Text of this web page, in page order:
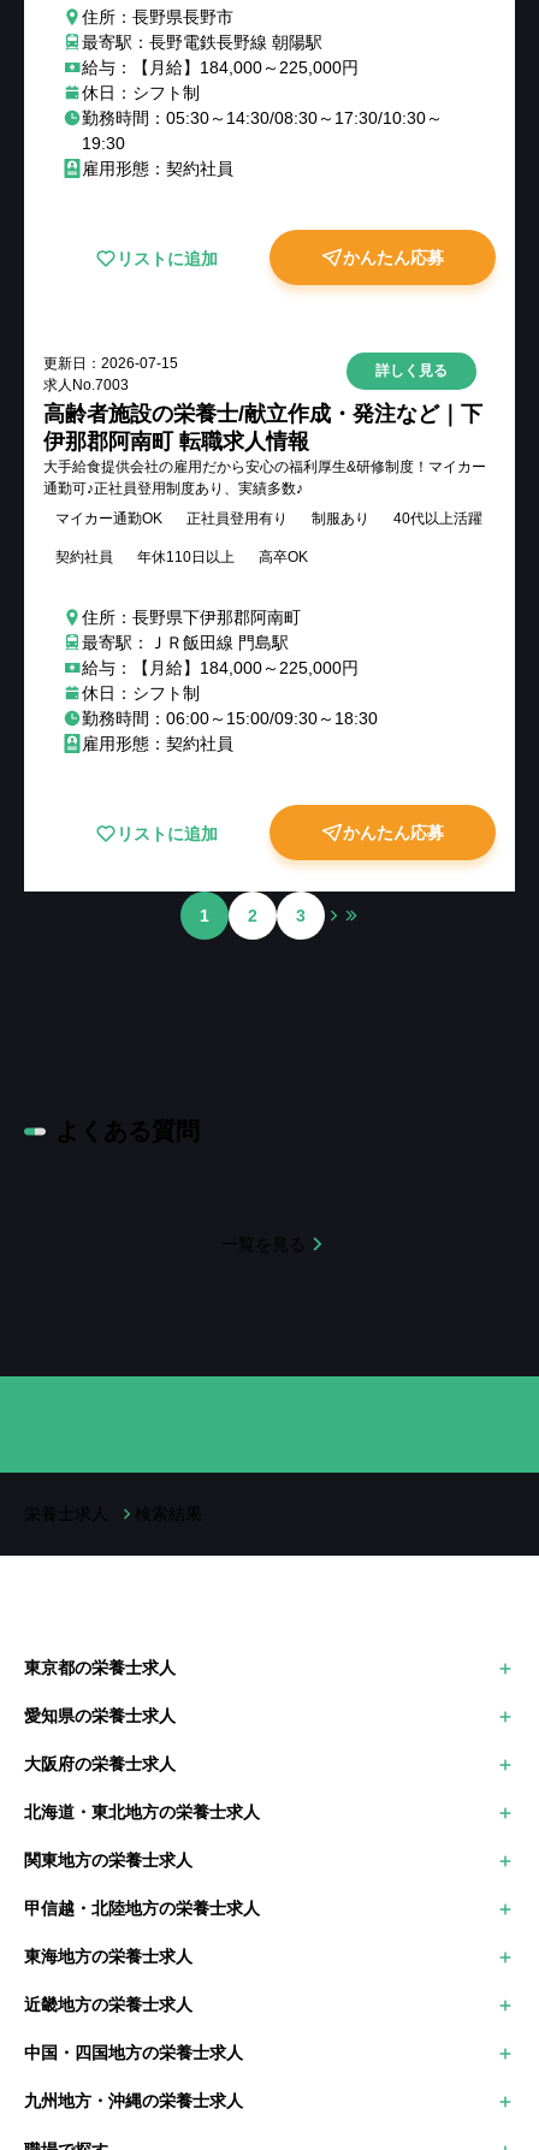
住所：長野県長野市
最寄駅：長野電鉄長野線 朝陽駅
給与：【月給】184,000～225,000円
休日：シフト制
勤務時間：05:30～14:30/08:30～17:30/10:30～
19:30
雇用形態：契約社員
リストに追加 かんたん応募
更新日： 2026-07-15
求人No.7003
詳しく見る
高齢者施設の栄養士/献立作成・発注など｜下
伊那郡阿南町 転職求人情報
大手給食提供会社の雇用だから安心の福利厚生&研修制度！マイカー
通勤可♪正社員登用制度あり、実績多数♪
マイカー通勤OK
正社員登用有り 制服あり 40代以上活躍
契約社員 年休110日以上 高卒OK
住所：長野県下伊那郡阿南町
最寄駅：ＪＲ飯田線 門島駅
給与：【月給】184,000～225,000円
休日：シフト制
勤務時間：06:00～15:00/09:30～18:30
雇用形態：契約社員
リストに追加 かんたん応募
1 2 3
よくある質問
一覧を見る
栄養士求人 検索結果
東京都の栄養士求人
大田区
江戸川区
愛知県の栄養士求人
名古屋市中村区
岡崎市
大阪府の栄養士求人
堺市
茨木市
北海道・東北地方の栄養士求人
青森県の栄養士求人
秋田県の栄養士求人
山形県の栄養士求人
関東地方の栄養士求人
神奈川県の栄養士求人
埼玉県の栄養士求人
栃木県の栄養士求人
甲信越・北陸地方の栄養士求人
富山県の栄養士求人
福井県の栄養士求人
長野県の栄養士求人
東海地方の栄養士求人
岐阜県の栄養士求人
静岡県の栄養士求人
近畿地方の栄養士求人
京都府の栄養士求人
滋賀県の栄養士求人
中国・四国地方の栄養士求人
島根県の栄養士求人
九州地方・沖縄の栄養士求人